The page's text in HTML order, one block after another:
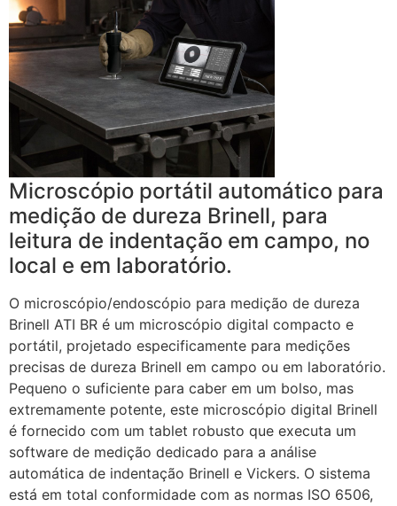
Microscópio portátil automático para
medição de dureza Brinell, para
leitura de indentação em campo, no
local e em laboratório.
O microscópio/endoscópio para medição de dureza
Brinell ATI BR é um microscópio digital compacto e
portátil, projetado especificamente para medições
precisas de dureza Brinell em campo ou em laboratório.
Pequeno o suficiente para caber em um bolso, mas
extremamente potente, este microscópio digital Brinell
é fornecido com um tablet robusto que executa um
software de medição dedicado para a análise
automática de indentação Brinell e Vickers. O sistema
está em total conformidade com as normas ISO 6506,